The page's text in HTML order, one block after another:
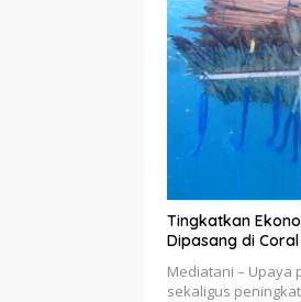
Tingkatkan
Dipasang di
Mediatani – Upaya
sekaligus